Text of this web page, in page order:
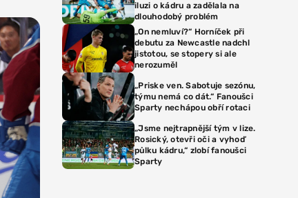
iluzi o kádru a zadělala na
dlouhodobý problém
„On nemluví?“ Horníček při
debutu za Newcastle nadchl
jistotou, se stopery si ale
nerozuměl
„Priske ven. Sabotuje sezónu,
týmu nemá co dát.“ Fanoušci
Sparty nechápou obří rotaci
„Jsme nejtrapnější tým v lize.
Rosický, otevři oči a vyhoď
půlku kádru,“ zlobí fanoušci
Sparty